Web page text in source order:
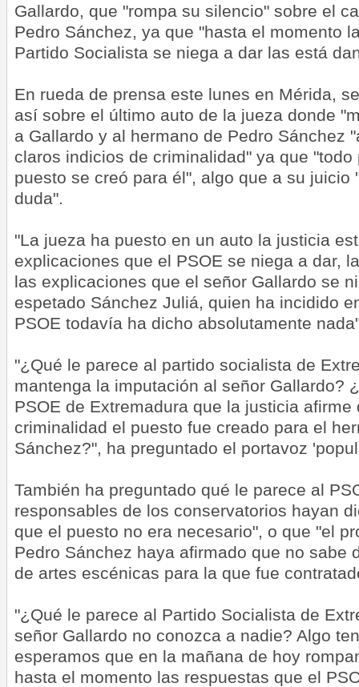
Gallardo, que "rompa su silencio" sobre el
Pedro Sánchez, ya que "hasta el momento
Partido Socialista se niega a dar las está
En rueda de prensa este lunes en Mérida,
así sobre el último auto de la jueza donde
a Gallardo y al hermano de Pedro Sánchez
claros indicios de criminalidad" ya que
puesto se creó para él", algo que a su juicio
duda".
"La jueza ha puesto en un auto la justicia
explicaciones que el PSOE se niega a dar,
las explicaciones que el señor Gallardo se
espetado Sánchez Juliá, quien ha incidido
PSOE todavía ha dicho absolutamente
"¿Qué le parece al partido socialista de
mantenga la imputación al señor Gallardo?
PSOE de Extremadura que la justicia
criminalidad el puesto fue creado para el
Sánchez?", ha preguntado el portavoz
También ha preguntado qué le parece al
responsables de los conservatorios hayan
que el puesto no era necesario", o que "el
Pedro Sánchez haya afirmado que no sabe
de artes escénicas para la que fue
"¿Qué le parece al Partido Socialista de
señor Gallardo no conozca a nadie? Algo
esperamos que en la mañana de hoy
hasta el momento las respuestas que el